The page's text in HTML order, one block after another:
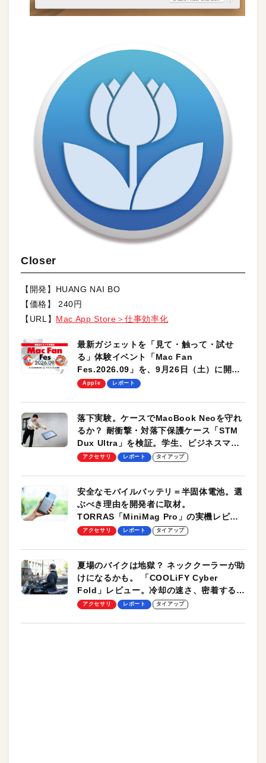
Closer
【開発】HUANG NAI BO
【価格】 240円
【URL】 Mac App Store＞仕事効率化
最新ガジェットを「見て・触って・試せ
る」体験イベント「Mac Fan
Fes.2026.09」を、9月26日（土）に開催
します！
Apple レポート
落下実験。ケースでMacBook Neoを守れ
るか？ 耐衝撃・対落下保護ケース「STM
Dux Ultra」を検証。学生、ビジネスマン
のモバイルユースに最適！
アクセサリ レポート タイアップ
安全なモバイルバッテリ＝半固体電池。選
ぶべき理由を開発者に取材。
TORRAS「MiniMag Pro」の実機レビュ
ーも
アクセサリ レポート タイアップ
夏場のバイクは地獄？ ネッククーラーが助
けになるかも。 「COOLiFY Cyber
Fold」レビュー。冷却の速さ、密着する冷
却プレート、シンプルな操作性がグッド！
アクセサリ レポート タイアップ